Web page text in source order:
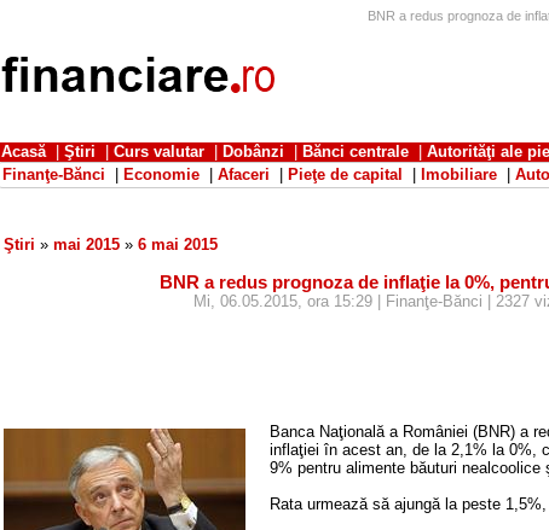
BNR a redus prognoza de
Acasă| Ştiri Curs valutar Dobânzi Bănci centrale Autorităţi ale
Finanţe-Bănci
Economie Afaceri Pieţe de capital Imobiliare Auto
Ştiri » mai 2015 » 6 mai 2015
BNR a redus prognoza de inflaţie la 0%,
Mi, 06.05.2015, ora 15:29 | Finanţe-Bănci | 2327
Banca Naţională a României (BNR) a
inflaţiei în acest an, de la 2,1% la 0%,
9% pentru alimente băuturi nealcoolice
Rata urmează să ajungă la peste